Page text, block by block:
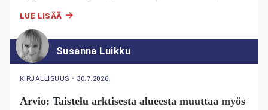
LUE LISÄÄ
Susanna Luikku
KIRJALLISUUS ・ 30.7.2026
Arvio: Taistelu arktisesta alueesta muuttaa myös